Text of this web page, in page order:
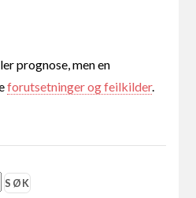
prognose, men en
forutsetninger og feilkilder.